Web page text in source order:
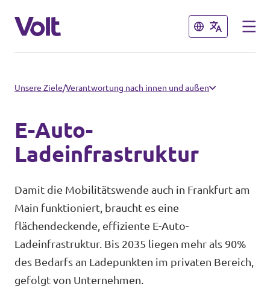
Schließen
Landesebene
Volt Hessen
Lokale Teams in Hessen
Bundesebene
Volt Deutschland
Länderteams in Deutschland
Schließen
Programm
Menschen
Neuigkeiten
Unsere Events
Unsere Ziele/Verantwortung nach innen und außen
E-Auto-
Ladeinfrastruktur
Damit die Mobilitätswende auch in Frankfurt am
Main funktioniert, braucht es eine
flächendeckende, effiziente E-Auto-
Ladeinfrastruktur. Bis 2035 liegen mehr als 90%
des Bedarfs an Ladepunkten im privaten Bereich,
gefolgt von Unternehmen.